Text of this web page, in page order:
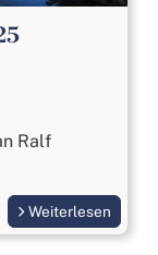
Ralf
Weiterlesen